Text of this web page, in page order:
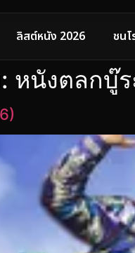
ลิสต์หนัง 2026 ชน
หนังตลกบู๊ร